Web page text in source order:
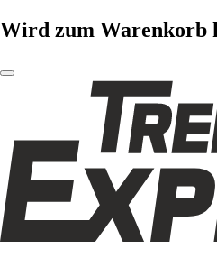
Wird zum Warenkorb